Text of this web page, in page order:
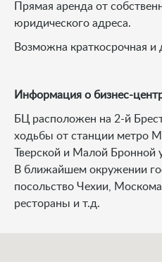
Прямая аренда от
юридического адреса.
Возможна краткосрочная и
Информация о бизнес-
БЦ расположен на 2-й
ходьбы от станции метро
Тверской и Малой Бронной
В ближайшем окружении
посольство Чехии,
рестораны и т.д.